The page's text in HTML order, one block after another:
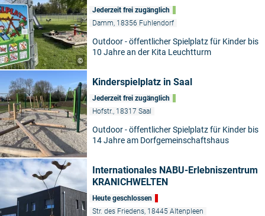
©
Jederzeit frei zugänglich
Damm, 18356 Fuhlendorf
Outdoor - öffentlicher Spielplatz für Kinder bis
10 Jahre an der Kita Leuchtturm
Kinderspielplatz in Saal
Jederzeit frei zugänglich
Hofstr., 18317 Saal
Outdoor - öffentlicher Spielplatz für Kinder bis
14 Jahre am Dorfgemeinschaftshaus
Internationales NABU-Erlebniszentrum
KRANICHWELTEN
Heute geschlossen
Str. des Friedens, 18445 Altenpleen